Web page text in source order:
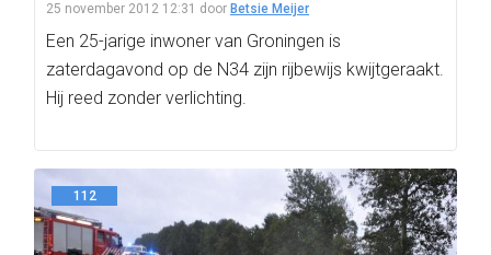
25 november 2012 12:31 door Betsie Meijer
Een 25-jarige inwoner van Groningen is
zaterdagavond op de N34 zijn rijbewijs kwijtgeraakt.
Hij reed zonder verlichting.
112